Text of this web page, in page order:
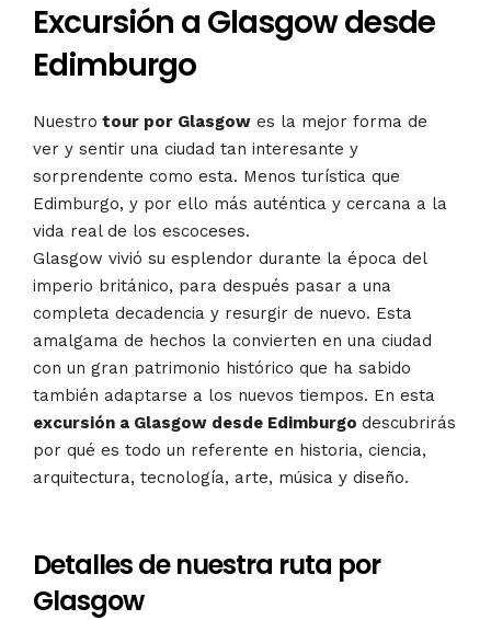
Excursión a Glasgow desde
Edimburgo
Nuestro tour por Glasgow es la mejor forma de
ver y sentir una ciudad tan interesante y
sorprendente como esta. Menos turística que
Edimburgo, y por ello más auténtica y cercana a la
vida real de los escoceses.
Glasgow vivió su esplendor durante la época del
imperio británico, para después pasar a una
completa decadencia y resurgir de nuevo. Esta
amalgama de hechos la convierten en una ciudad
con un gran patrimonio histórico que ha sabido
también adaptarse a los nuevos tiempos. En esta
excursión a Glasgow desde Edimburgo descubrirás
por qué es todo un referente en historia, ciencia,
arquitectura, tecnología, arte, música y diseño.
Detalles de nuestra ruta por
Glasgow